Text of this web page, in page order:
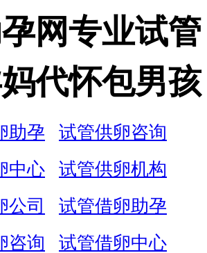
网专业试管
代怀包男孩
助孕
试管供卵咨询
中心
试管供卵机构
公司
试管借卵助孕
咨询
试管借卵中心